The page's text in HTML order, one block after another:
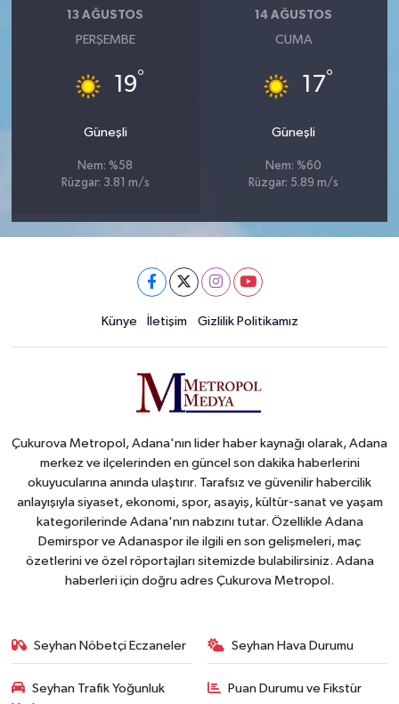
13 AĞUSTOS
PERŞEMBE
19°
Güneşli
Nem: %58
Rüzgar: 3.81 m/s
14 AĞUSTOS
CUMA
17°
Güneşli
Nem: %60
Rüzgar: 5.89 m/s
Künye İletişim Gizlilik Politikamız
Çukurova Metropol, Adana'nın lider haber kaynağı olarak, Adana
merkez ve ilçelerinden en güncel son dakika haberlerini
okuyucularına anında ulaştırır. Tarafsız ve güvenilir habercilik
anlayışıyla siyaset, ekonomi, spor, asayiş, kültür-sanat ve yaşam
kategorilerinde Adana'nın nabzını tutar. Özellikle Adana
Demirspor ve Adanaspor ile ilgili en son gelişmeleri, maç
özetlerini ve özel röportajları sitemizde bulabilirsiniz. Adana
haberleri için doğru adres Çukurova Metropol.
Seyhan Nöbetçi Eczaneler Seyhan Hava Durumu
Seyhan Trafik Yoğunluk
Puan Durumu ve Fikstür